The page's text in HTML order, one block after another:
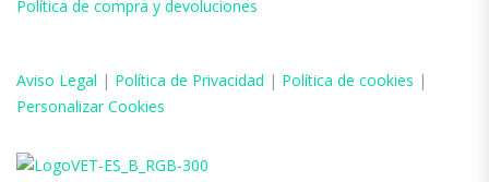
Política de compra y devoluciones
Aviso Legal | Política de Privacidad | Política de cookies |
Personalizar Cookies